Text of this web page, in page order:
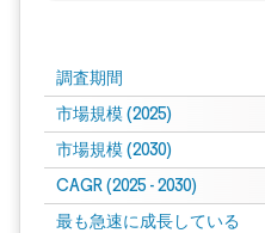
調査期間
市場規模 (2025)
市場規模 (2030)
CAGR (2025 - 2030)
最も急速に成長している